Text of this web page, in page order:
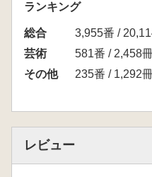
の変遷を主軸とした
系の形成や、伝統色
特徴を研究するだけ
展の中で果たした重
ランキング
総合
3,955番 /
芸術
581番 / 2,458
その他
235番 / 1,292
レビュー